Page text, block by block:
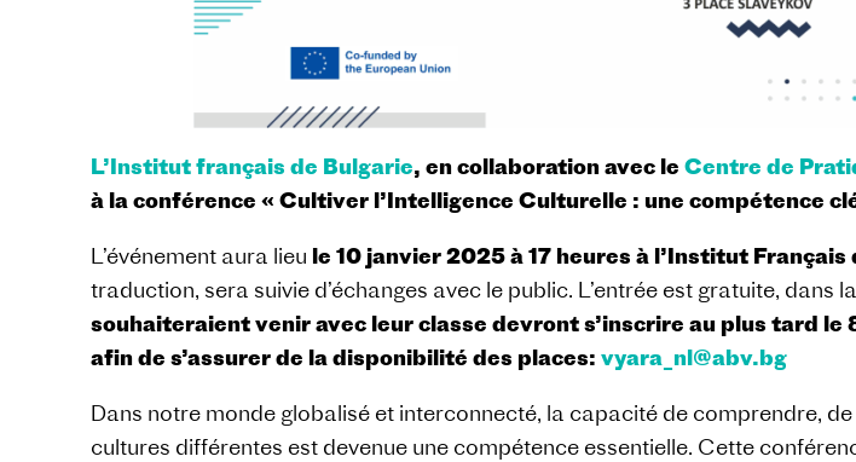
L’Institut français de Bulgarie, en collaboration avec le Centre de
à la conférence « Cultiver l’Intelligence Culturelle : une compétence
L’événement aura lieu le 10 janvier 2025 à 17 heures à l’Institut
traduction, sera suivie d’échanges avec le public. L’entrée est gratuite, dans
souhaiteraient venir avec leur classe devront s’inscrire au plus tard
afin de s’assurer de la disponibilité des places: vyara_nl@abv.bg
Dans notre monde globalisé et interconnecté, la capacité de comprendre,
cultures différentes est devenue une compétence essentielle. Cette